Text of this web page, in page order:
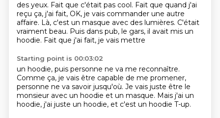
des yeux. Fait que c'était pas cool. Fait que quand j'ai
reçu ça, j'ai fait, OK, je vais commander une autre
affaire. Là, c'est un masque avec des lumières. C'était
vraiment beau. Puis dans pub, le gars, il avait mis un
hoodie. Fait que j'ai fait, je vais mettre
Starting point is 00:03:02
un hoodie, puis personne ne va me reconnaître.
Comme ça, je vais être capable de me promener,
personne ne va savoir jusqu'où. Je vais juste être le
monsieur avec un hoodie et un masque. Mais j'ai un
hoodie, j'ai juste un hoodie, et c'est un hoodie T-up.